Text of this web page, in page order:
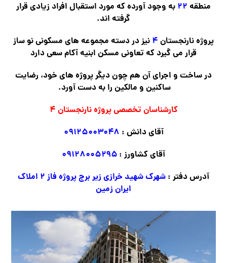
منطقه ۲۲ به وجود آورده که مورد استقبال افراد زیادی قرار
گرفته اند.
پروژه نارنجستان ۴ نیز در دسته مجموعه های مسکونی نو ساز
قرار می گیرد که تعاونی مسکن ابنیه آکام سعی دارد
در ساخت و اجرای آن هم چون دیگر پروژه های خود، رضایت
ساکنین و مالکین را به دست آورد.
کارشناسان تخصصی پروژه نارنجستان ۴
آقای دانش : ۰۹۱۲۵۰۰۳۰۴۸
آقای کشاورز : ۰۹۱۲۸۰۰۵۲۹۵
آدرس دفتر :
شهرک شهید خرازی زیر برج پروژه فاز ۲ املاک
ایران زمین